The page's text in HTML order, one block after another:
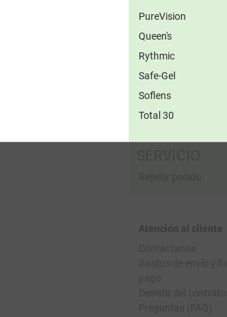
PureVision
Queen's
Rythmic
Safe-Gel
Soflens
Total 30
Atención al cliente